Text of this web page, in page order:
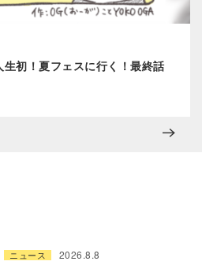
初！夏フェスに行く！最終話
ニュース 2026.8.8